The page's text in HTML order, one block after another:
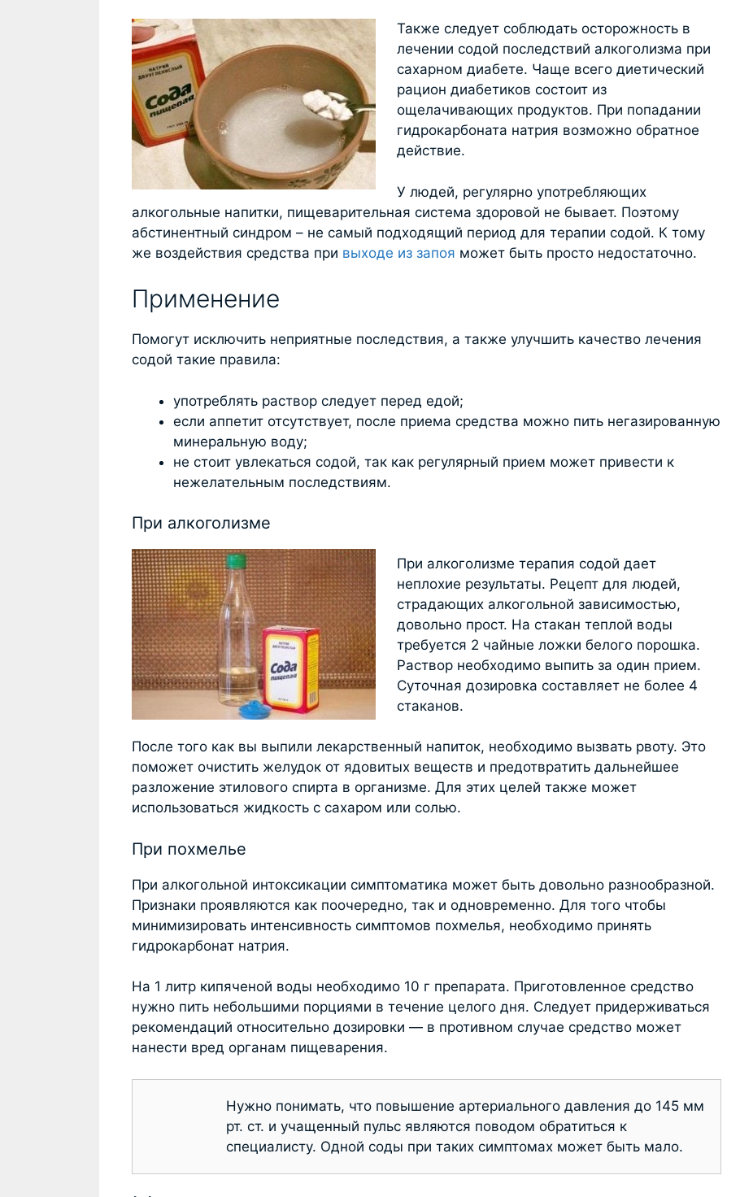
Также следует соблюдать осторожность в
лечении содой последствий алкоголизма при
сахарном диабете. Чаще всего диетический
рацион диабетиков состоит из
ощелачивающих продуктов. При попадании
гидрокарбоната натрия возможно обратное
действие.
У людей, регулярно употребляющих
алкогольные напитки, пищеварительная система здоровой не бывает. Поэтому
абстинентный синдром – не самый подходящий период для терапии содой. К тому
же воздействия средства при выходе из запоя может быть просто недостаточно.
Применение
Помогут исключить неприятные последствия, а также улучшить качество лечения
содой такие правила:
употреблять раствор следует перед едой;
если аппетит отсутствует, после приема средства можно пить негазированную
минеральную воду;
не стоит увлекаться содой, так как регулярный прием может привести к
нежелательным последствиям.
При алкоголизме
При алкоголизме терапия содой дает
неплохие результаты. Рецепт для людей,
страдающих алкогольной зависимостью,
довольно прост. На стакан теплой воды
требуется 2 чайные ложки белого порошка.
Раствор необходимо выпить за один прием.
Суточная дозировка составляет не более 4
стаканов.
После того как вы выпили лекарственный напиток, необходимо вызвать рвоту. Это
поможет очистить желудок от ядовитых веществ и предотвратить дальнейшее
разложение этилового спирта в организме. Для этих целей также может
использоваться жидкость с сахаром или солью.
При похмелье
При алкогольной интоксикации симптоматика может быть довольно разнообразной.
Признаки проявляются как поочередно, так и одновременно. Для того чтобы
минимизировать интенсивность симптомов похмелья, необходимо принять
гидрокарбонат натрия.
На 1 литр кипяченой воды необходимо 10 г препарата. Приготовленное средство
нужно пить небольшими порциями в течение целого дня. Следует придерживаться
рекомендаций относительно дозировки — в противном случае средство может
нанести вред органам пищеварения.
Нужно понимать, что повышение артериального давления до 145 мм
рт. ст. и учащенный пульс являются поводом обратиться к
специалисту. Одной соды при таких симптомах может быть мало.